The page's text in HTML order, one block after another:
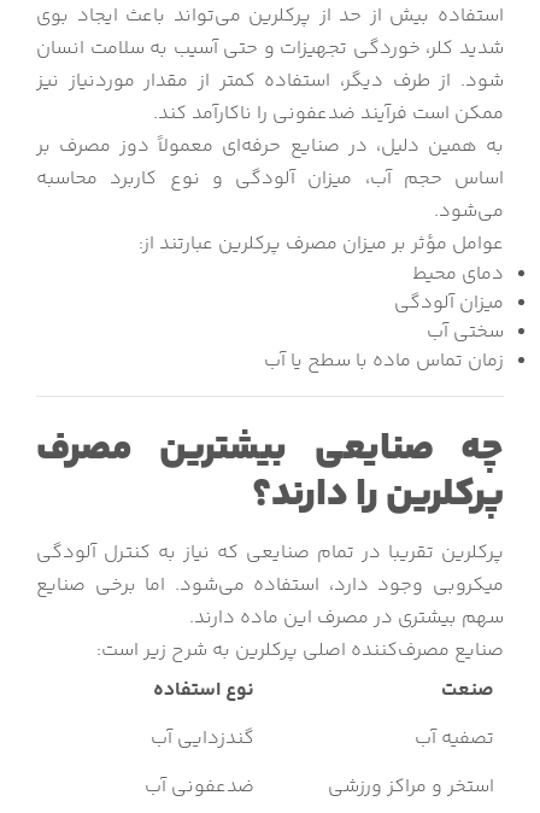
استفاده بیش از حد از پرکلرین می‌تواند باعث ایجاد بوی
شدید کلر، خوردگی تجهیزات و حتی آسیب به سلامت انسان
شود. از طرف دیگر، استفاده کمتر از مقدار موردنیاز نیز
ممکن است فرآیند ضدعفونی را ناکارآمد کند.
به همین دلیل، در صنایع حرفه‌ای معمولاً دوز مصرف بر
اساس حجم آب، میزان آلودگی و نوع کاربرد محاسبه
می‌شود.
عوامل مؤثر بر میزان مصرف پرکلرین عبارتند از:
دمای محیط
میزان آلودگی
سختی آب
زمان تماس ماده با سطح یا آب
چه صنایعی بیشترین مصرف
پرکلرین را دارند؟
پرکلرین تقریبا در تمام صنایعی که نیاز به کنترل آلودگی
میکروبی وجود دارد، استفاده می‌شود. اما برخی صنایع
سهم بیشتری در مصرف این ماده دارند.
صنایع مصرف‌کننده اصلی پرکلرین به شرح زیر است:
صنعت
نوع استفاده
تصفیه آب
گندزدایی آب
استخر و مراکز ورزشی
ضدعفونی آب